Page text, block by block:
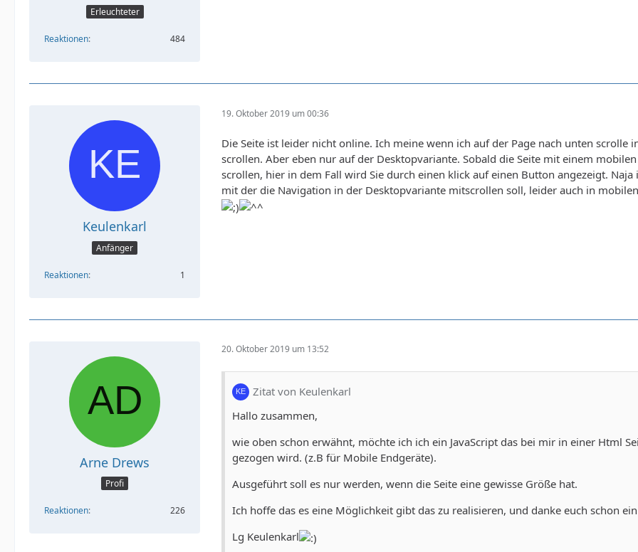
Erleuchteter
Reaktionen 484
Keulenkarl
Anfänger
Reaktionen 1
19. Oktober 2019 um 00:36
Die Seite ist leider nicht online. Ich meine wenn ich auf der Page nach unten
scrollen. Aber eben nur auf der Desktopvariante. Sobald die Seite mit einem
scrollen, hier in dem Fall wird Sie durch einen klick auf einen Button angezeigt.
mit der die Navigation in der Desktopvariante mitscrollen soll, leider auch in
Arne Drews
Profi
Reaktionen 226
20. Oktober 2019 um 13:52
Zitat von Keulenkarl
Hallo zusammen,
wie oben schon erwähnt, möchte ich ich ein JavaScript das bei mir in einer Html
gezogen wird. (z.B für Mobile Endgeräte).
Ausgeführt soll es nur werden, wenn die Seite eine gewisse Größe hat.
Ich hoffe das es eine Möglichkeit gibt das zu realisieren, und danke euch schon
Lg Keulenkarl